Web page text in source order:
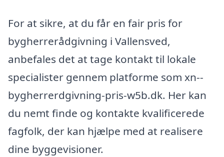
For at sikre, at du får en fair pris for
bygherrerådgivning i Vallensved,
anbefales det at tage kontakt til lokale
specialister gennem platforme som xn--
bygherrerdgivning-pris-w5b.dk. Her kan
du nemt finde og kontakte kvalificerede
fagfolk, der kan hjælpe med at realisere
dine byggevisioner.